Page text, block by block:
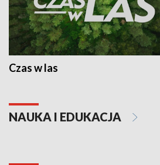
Czas w las
NAUKA I EDUKACJA